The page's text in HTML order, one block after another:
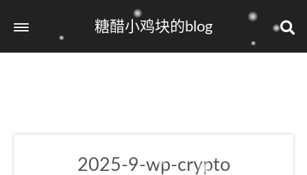
糖醋小鸡块的blog
2025-9-wp-crypto